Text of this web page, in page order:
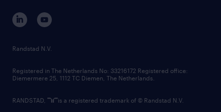
corporate governance
randstad innovation fund
country websites
Randstad N.V.
Registered in The Netherlands No: 33216172 Registered office:
Diemermere 25, 1112 TC Diemen, The Netherlands.
RANDSTAD, is a registered trademark of © Randstad N.V.